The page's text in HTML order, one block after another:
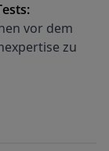
vor dem
zu